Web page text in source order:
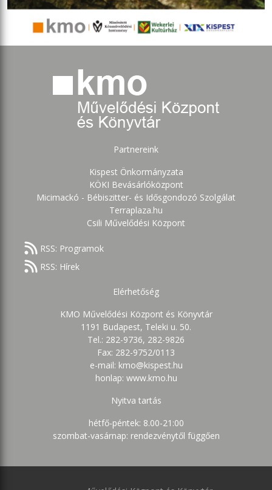
Partnereink
Kispest Önkormányzata
KÖKI Bevásárlóközpont
Micimackó - Bébiszitter- és Idősgondozó Szolgálat
Terraplaza.hu
Csili Művelődési Központ
RSS: Programok
RSS: Hírek
Elérhetőség
KMO Művelődési Központ és Könyvtár
1191 Budapest, Teleki u. 50.
Tel.: 282-9736, 282-9826
Fax: 282-9752/0113
e-mail: kmo@kispest.hu
honlap: www.kmo.hu
Nyitva tartás
hétfő-péntek: 8.00-21:00
szombat-vasárnap: rendezvénytől függően